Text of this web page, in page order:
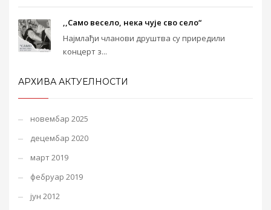
,,Само весело, нека чује сво село“
Најмлађи чланови друштва су приредили
концерт з...
АРХИВА АКТУЕЛНОСТИ
новембар 2025
децембар 2020
март 2019
фебруар 2019
јун 2012